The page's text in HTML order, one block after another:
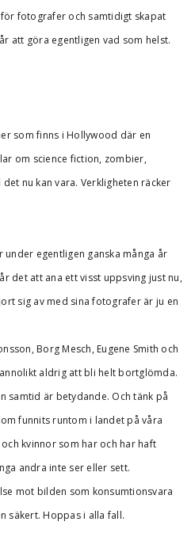
fotografer och samtidigt skapat
att göra egentligen vad som helst.
som finns i Hollywood där en
om science fiction, zombier,
nu kan vara. Verkligheten räcker
egentligen ganska många år
det att ana ett visst uppsving just nu,
sig av med sina fotografer är ju en
Borg Mesch, Eugene Smith och
aldrig att bli helt bortglömda.
samtid är betydande. Och tänk på
funnits runtom i landet på våra
kvinnor som har och har haft
andra inte ser eller sett.
mot bilden som konsumtionsvara
säkert. Hoppas i alla fall.